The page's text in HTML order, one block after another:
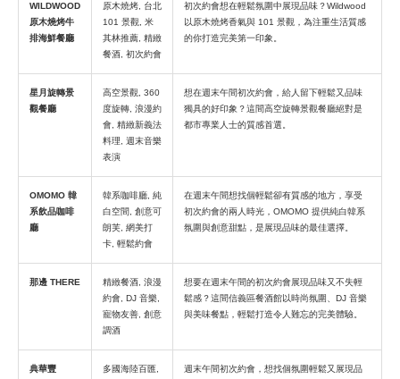
WILDWOOD
原木燒烤牛
排海鮮餐廳
原木燒烤, 台北
101 景觀, 米
其林推薦, 精緻
餐酒, 初次約會
初次約會想在輕鬆氛圍中展現品味？Wildwood
以原木燒烤香氣與 101 景觀，為注重生活質感
的你打造完美第一印象。
星月旋轉景
觀餐廳
高空景觀, 360
度旋轉, 浪漫約
會, 精緻新義法
料理, 週末音樂
表演
想在週末午間初次約會，給人留下輕鬆又品味
獨具的好印象？這間高空旋轉景觀餐廳絕對是
都市專業人士的質感首選。
OMOMO 韓
系飲品咖啡
廳
韓系咖啡廳, 純
白空間, 創意可
朗芙, 網美打
卡, 輕鬆約會
在週末午間想找個輕鬆卻有質感的地方，享受
初次約會的兩人時光，OMOMO 提供純白韓系
氛圍與創意甜點，是展現品味的最佳選擇。
那邊 THERE
精緻餐酒, 浪漫
約會, DJ 音樂,
寵物友善, 創意
調酒
想要在週末午間的初次約會展現品味又不失輕
鬆感？這間信義區餐酒館以時尚氛圍、DJ 音樂
與美味餐點，輕鬆打造令人難忘的完美體驗。
典華豐
多國海陸百匯,
週末午間初次約會，想找個氛圍輕鬆又展現品